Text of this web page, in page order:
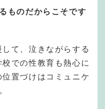
ものだからこそです
て、泣きながらする
での性教育も熱心に
置づけはコミュニケ